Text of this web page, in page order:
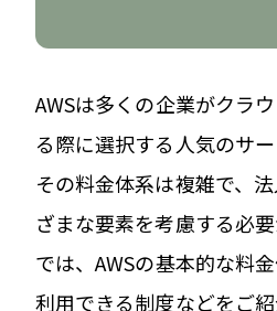
AWSは多くの企業がクラ
る際に選択する人気のサー
その料金体系は複雑で、
ざまな要素を考慮する必
では、AWSの基本的な料
利用できる制度などをご